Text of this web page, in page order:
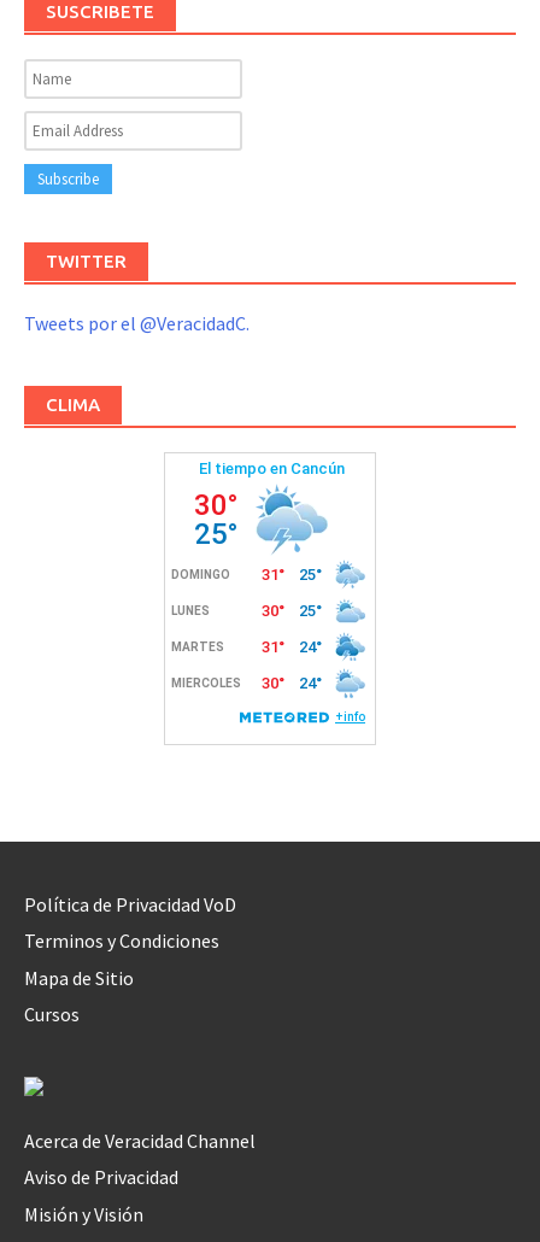
SUSCRIBETE
TWITTER
Tweets por el @VeracidadC.
CLIMA
Política de Privacidad VoD
Terminos y Condiciones
Mapa de Sitio
Cursos
Acerca de Veracidad Channel
Aviso de Privacidad
Misión y Visión